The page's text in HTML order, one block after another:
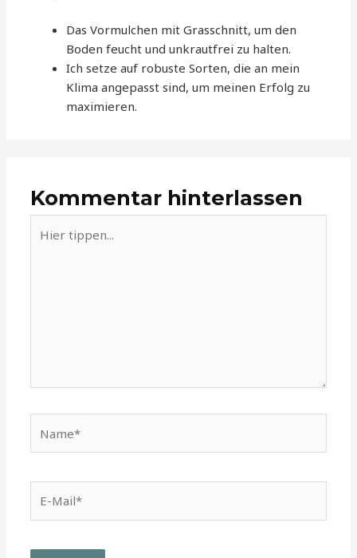
Das Vormulchen mit Grasschnitt, um den
Boden feucht und unkrautfrei zu halten.
Ich setze auf robuste Sorten, die an mein
Klima angepasst sind, um meinen Erfolg zu
maximieren.
Kommentar hinterlassen
tippen...
Mail*